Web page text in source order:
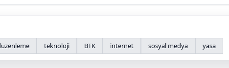
teknoloji BTK internet sosyal medya yasa